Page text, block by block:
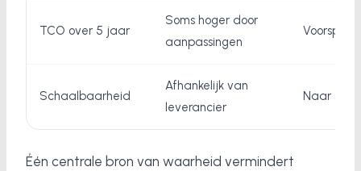
TCO over 5 jaar
Soms hoger door
aanpassingen
Schaalbaarheid
Afhankelijk van
leverancier
Naar
Één centrale bron van waarheid vermindert